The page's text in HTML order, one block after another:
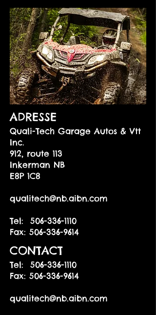
ADRESSE
Quali-Tech Garage Autos & Vtt
Inc.
912, route 113
Inkerman NB
E8P 1C8
qualitech@nb.aibn.com
Tel: 506-336-1110
Fax: 506-336-9614
CONTACT
Tel: 506-336-1110
Fax: 506-336-9614
qualitech@nb.aibn.com